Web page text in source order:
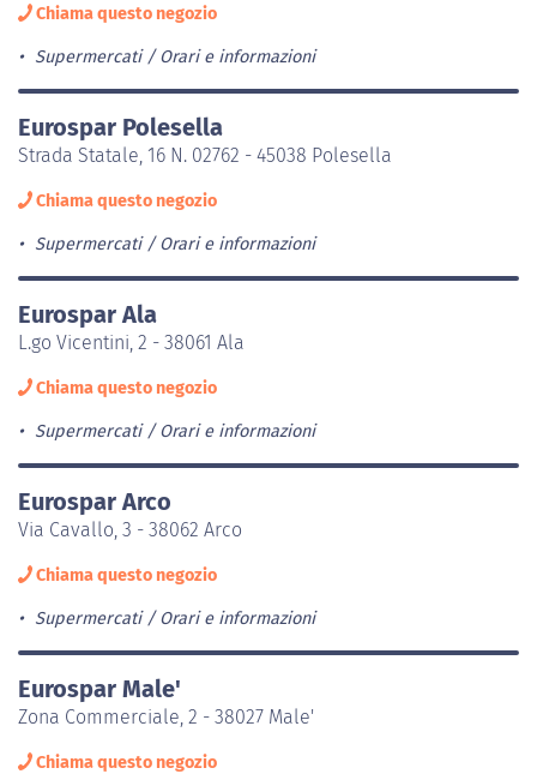
Chiama questo negozio
Supermercati Orari e informazioni
Eurospar Polesella
Strada Statale, 16 N. 02762 - 45038 Polesella
Chiama questo negozio
Supermercati Orari e informazioni
Eurospar Ala
L.go Vicentini, 2 - 38061 Ala
Chiama questo negozio
Supermercati Orari e informazioni
Eurospar Arco
Via Cavallo, 3 - 38062 Arco
Chiama questo negozio
Supermercati Orari e informazioni
Eurospar Male'
Zona Commerciale, 2 - 38027 Male'
Chiama questo negozio